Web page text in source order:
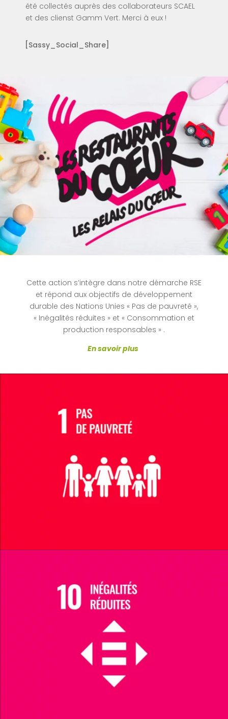
été collectés auprès des collaborateurs SCAEL
et des clienst Gamm Vert. Merci à eux !
[Sassy_Social_Share]
Cette action s’intègre dans notre démarche RSE
et répond aux objectifs de développement
durable des Nations Unies « Pas de pauvreté »,
« Inégalités réduites » et « Consommation et
production responsables » .
En savoir plus